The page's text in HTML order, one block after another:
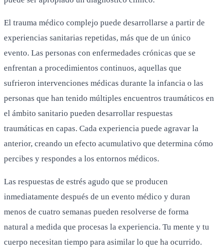
El trauma médico complejo puede desarrollarse a partir de
experiencias sanitarias repetidas, más que de un único
evento. Las personas con enfermedades crónicas que se
enfrentan a procedimientos continuos, aquellas que
sufrieron intervenciones médicas durante la infancia o las
personas que han tenido múltiples encuentros traumáticos en
el ámbito sanitario pueden desarrollar respuestas
traumáticas en capas. Cada experiencia puede agravar la
anterior, creando un efecto acumulativo que determina cómo
percibes y respondes a los entornos médicos.
Las respuestas de estrés agudo que se producen
inmediatamente después de un evento médico y duran
menos de cuatro semanas pueden resolverse de forma
natural a medida que procesas la experiencia. Tu mente y tu
cuerpo necesitan tiempo para asimilar lo que ha ocurrido.